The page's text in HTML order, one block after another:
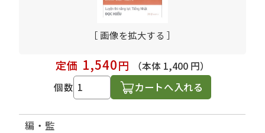
［ 画像を拡大する ］
定価 1,540円
（本体 1,400 円）
個数
カートへ入れる
編・監